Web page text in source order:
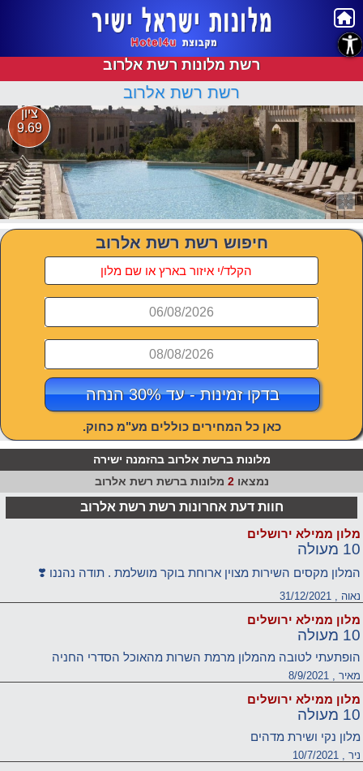
רשת מלונות רשת אלרוב
רשת רשת אלרוב
ציון
9.69
חיפוש רשת רשת אלרוב
06/08/2026
08/08/2026
בדקו זמינות - עד 30% הנחה
כאן כל המחירים כוללים מע"מ כחוק.
מלונות ברשת אלרוב בהזמנה ישירה
נמצאו2 מלונות ברשת רשת אלרוב
חוות דעת אחרונות רשת רשת אלרוב
מלון ממילא ירושלים
10 מעולה
המלון מקסים השירות מצוין ארוחת בוקר מושלמת . תודה נהננו ❣️
נאוה , 31/12/2021
מלון ממילא ירושלים
10 מעולה
הופתעתי לטובה מהמלון מרמת השרות מהאוכל הסדרי החניה
מאיר , 8/9/2021
מלון ממילא ירושלים
10 מעולה
מלון נקי ושירת מדהים
ניר , 10/7/2021
נגישות